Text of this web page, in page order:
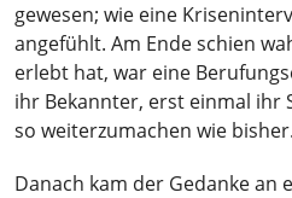
gewesen; wie eine
angefühlt. Am Ende schien
erlebt hat, war eine
ihr Bekannter, erst einmal ihr
so weiterzumachen wie bisher.
Danach kam der Gedanke an